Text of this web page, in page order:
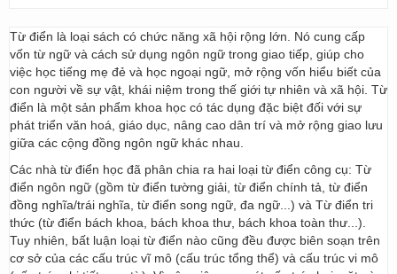
Từ điển là loại sách có chức năng xã hội rộng lớn. Nó cung cấp
vốn từ ngữ và cách sử dụng ngôn ngữ trong giao tiếp, giúp cho
việc học tiếng mẹ đẻ và học ngoại ngữ, mở rộng vốn hiểu biết của
con người về sự vật, khái niệm trong thế giới tự nhiên và xã hội. Từ
điển là một sản phẩm khoa học có tác dụng đặc biệt đối với sự
phát triển văn hoá, giáo dục, nâng cao dân trí và mở rộng giao lưu
giữa các cộng đồng ngôn ngữ khác nhau.
Các nhà từ điển học đã phân chia ra hai loại từ điển công cụ: Từ
điển ngôn ngữ (gồm từ điển tường giải, từ điển chính tả, từ điển
đồng nghĩa/trái nghĩa, từ điển song ngữ, đa ngữ...) và Từ điển tri
thức (từ điển bách khoa, bách khoa thư, bách khoa toàn thư...).
Tuy nhiên, bất luận loại từ điển nào cũng đều được biên soạn trên
cơ sở của các cấu trúc vĩ mô (cấu trúc tổng thể) và cấu trúc vi mô